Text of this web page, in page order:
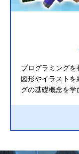
プログラミングを
図形やイラスト
グの基礎概念を学